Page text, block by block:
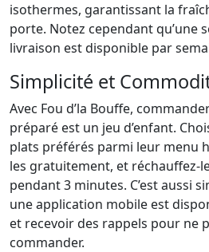
isothermes, garantissant la
porte. Notez cependant qu’une
livraison est disponible par
Simplicité et
Avec Fou d’la Bouffe,
préparé est un jeu d’enfant.
plats préférés parmi leur menu
les gratuitement, et réchauffez-
pendant 3 minutes. C’est aussi
une application mobile est
et recevoir des rappels pour ne
commander.